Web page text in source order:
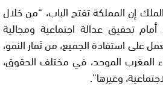
إن المملكة تفتح الباب، “من خلال
أمام تحقيق عدالة اجتماعية ومجالية
على استفادة الجميع، من ثمار النمو،
المغرب الموحد، في مختلف الحقوق،
وغيرها”.